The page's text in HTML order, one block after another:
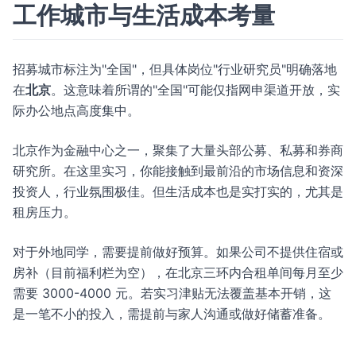
工作城市与生活成本考量
招募城市标注为"全国"，但具体岗位"行业研究员"明确落地
在北京。这意味着所谓的"全国"可能仅指网申渠道开放，实
际办公地点高度集中。
北京作为金融中心之一，聚集了大量头部公募、私募和券商
研究所。在这里实习，你能接触到最前沿的市场信息和资深
投资人，行业氛围极佳。但生活成本也是实打实的，尤其是
租房压力。
对于外地同学，需要提前做好预算。如果公司不提供住宿或
房补（目前福利栏为空），在北京三环内合租单间每月至少
需要 3000-4000 元。若实习津贴无法覆盖基本开销，这
是一笔不小的投入，需提前与家人沟通或做好储蓄准备。